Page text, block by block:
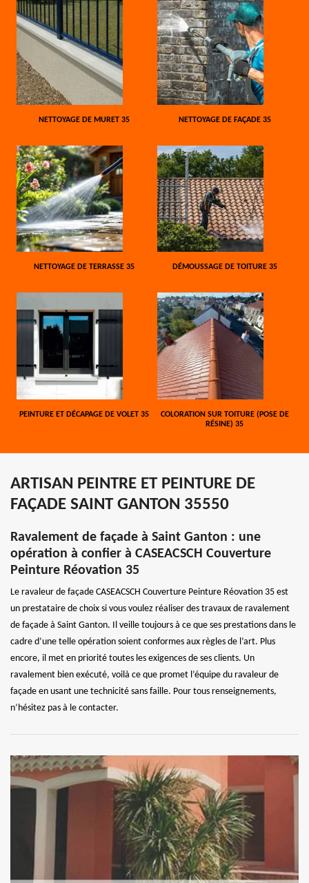
NETTOYAGE DE MURET 35 NETTOYAGE DE FAÇADE 35
NETTOYAGE DE TERRASSE 35 DÉMOUSSAGE DE TOITURE 35
PEINTURE ET DÉCAPAGE DE VOLET 35
COLORATION SUR TOITURE (POSE DE
RÉSINE) 35
ARTISAN PEINTRE ET PEINTURE DE
FAÇADE SAINT GANTON 35550
Ravalement de façade à Saint Ganton : une
opération à confier à CASEACSCH Couverture
Peinture Réovation 35
Le ravaleur de façade CASEACSCH Couverture Peinture Réovation 35 est
un prestataire de choix si vous voulez réaliser des travaux de ravalement
de façade à Saint Ganton. Il veille toujours à ce que ses prestations dans le
cadre d’une telle opération soient conformes aux règles de l’art. Plus
encore, il met en priorité toutes les exigences de ses clients. Un
ravalement bien exécuté, voilà ce que promet l’équipe du ravaleur de
façade en usant une technicité sans faille. Pour tous renseignements,
n’hésitez pas à le contacter.